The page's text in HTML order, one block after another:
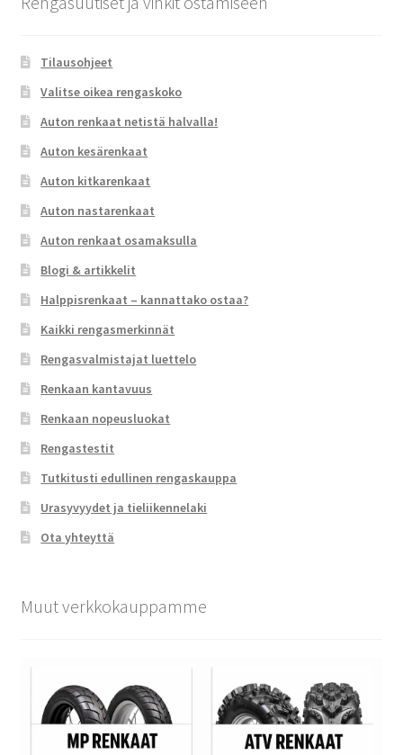
Tilausohjeet
Valitse oikea rengaskoko
Auton renkaat netistä halvalla!
Auton kesärenkaat
Auton kitkarenkaat
Auton nastarenkaat
Auton renkaat osamaksulla
Blogi & artikkelit
Halppisrenkaat – kannattako ostaa?
Kaikki rengasmerkinnät
Rengasvalmistajat luettelo
Renkaan kantavuus
Renkaan nopeusluokat
Rengastestit
Tutkitusti edullinen rengaskauppa
Urasyvyydet ja tieliikennelaki
Ota yhteyttä
Muut verkkokauppamme